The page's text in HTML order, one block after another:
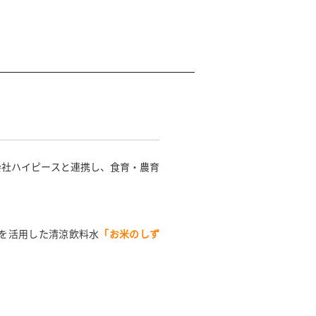
ハイピースと連携し、食育・農育
活用した清涼飲料水 「お米のしず